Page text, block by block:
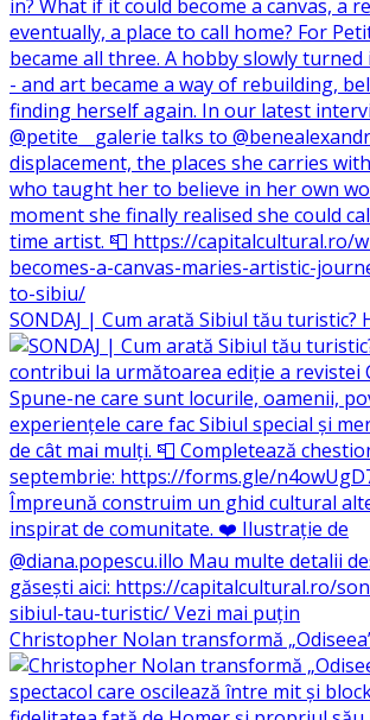
SONDAJ | Cum arată Sibiul tău turistic?
Christopher Nolan transformă